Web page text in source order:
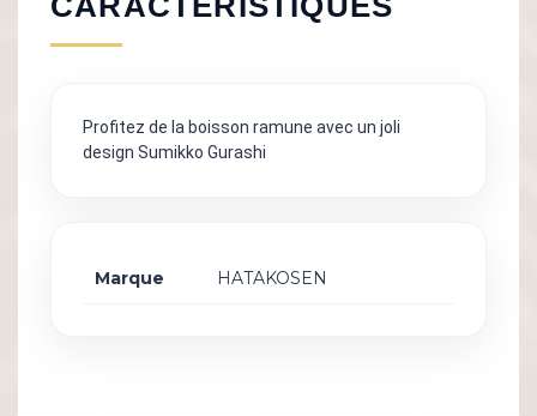
Profitez de la boisson ramune avec un joli
design Sumikko Gurashi
Marque HATAKOSEN